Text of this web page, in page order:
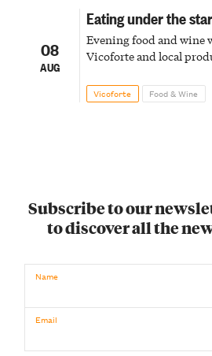
08
AUG
Eating under the
Evening food and wine
Vicoforte and local
Vicoforte Food & Wine
Subscribe to our
to discover all the
Name
Email